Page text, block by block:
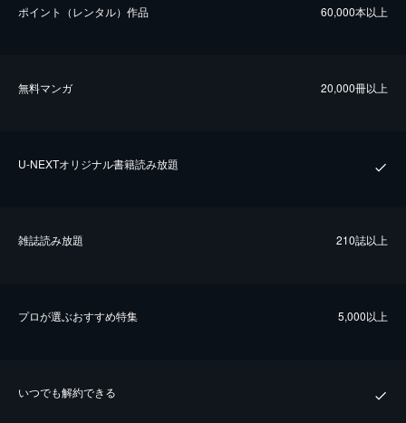
ポイント（レンタル）作品 60,000本以上
無料マンガ 20,000冊以上
U-NEXTオリジナル書籍読み放題
雑誌読み放題 210誌以上
プロが選ぶおすすめ特集 5,000以上
いつでも解約できる